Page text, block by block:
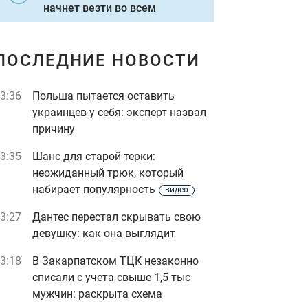
начнет везти во всем
НОВОСТИ
Польша пытается оставить
украинцев у себя: эксперт назвал
причину
Шанс для старой терки:
неожиданный трюк, который
набирает популярность
видео
Дантес перестал скрывать свою
девушку: как она выглядит
В Закарпатском ТЦК незаконно
списали с учета свыше 1,5 тыс
мужчин: раскрыта схема